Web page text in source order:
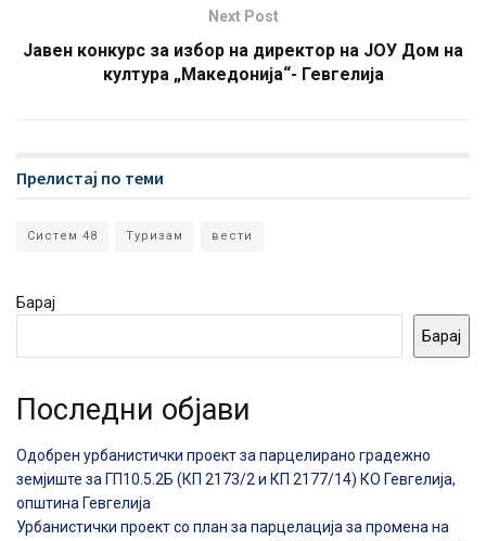
Next Post
Јавен конкурс за избор на директор на ЈОУ Дом на
култура „Македонија“- Гевгелија
Прелистај по теми
Систем 48 Туризам вести
Барај
Барај
Последни објави
Одобрен урбанистички проект за парцелирано градежно
земјиште за ГП10.5.2Б (КП 2173/2 и КП 2177/14) КО Гевгелија,
општина Гевгелија
Урбанистички проект со план за парцелација за промена на